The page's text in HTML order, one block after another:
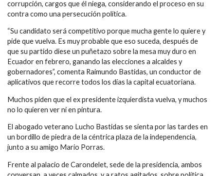
corrupción, cargos que él niega, considerando el proceso en su
contra como una persecución política.
“Su candidato será competitivo porque mucha gente lo quiere y
pide que vuelva. Es muy probable que eso suceda, después de
que su partido diese un puñetazo sobre la mesa muy duro en
Ecuador en febrero, ganando las elecciones a alcaldes y
gobernadores”, comenta Raimundo Bastidas, un conductor de
aplicativos que recorre todos los días la capital ecuatoriana.
Muchos piden que el ex presidente izquierdista vuelva, y muchos
no lo quieren ver ni en pintura.
El abogado veterano Lucho Bastidas se sienta por las tardes en
un bordillo de piedra de la céntrica plaza de la independencia,
junto a su amigo Mario Porras.
Frente al palacio de Carondelet, sede de la presidencia, ambos